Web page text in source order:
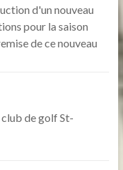
d'un nouveau
pour la saison
de ce nouveau
de golf St-